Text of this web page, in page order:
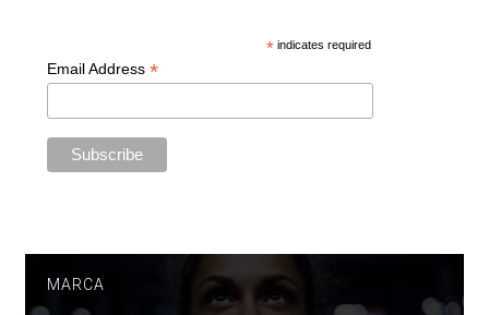
* indicates required
Email Address *
MARCA